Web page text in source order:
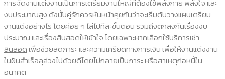
การจัดงานแต่งงานเป็นการเตรียมงานใหญ่ที่ต้องใช้พลังกาย พลังใจ และ
งบประมาณสูง ดังนั้นคู่รักควรหันหน้าคุยกันว่าจะเริ่มต้นวางแผนเตรียม
งานแต่งอย่างไร โดยค่อย ๆ ไล่ไปทีละขั้นตอน รวมถึงตกลงกันเรื่องงบ
ประมาณ และเรื่องสินสอดให้เข้าใจ โดยเฉพาะหากเลือกใช้บริการเช่า
สินสอดเพื่อช่วยลดภาระ และความเครียดทางการเงิน เพื่อให้งานแต่งงาน
ในฝันสำเร็จลุล่วงไปด้วยดีโดยไม่กลายเป็นภาระ หรือสาเหตุก่อหนี้ใน
อนาคต